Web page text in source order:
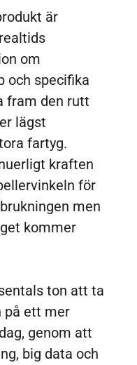
är
om
och specifika
fram den rutt
lägst
fartyg.
kraften
för
men
kommer
ton att ta
på ett mer
genom att
big data och